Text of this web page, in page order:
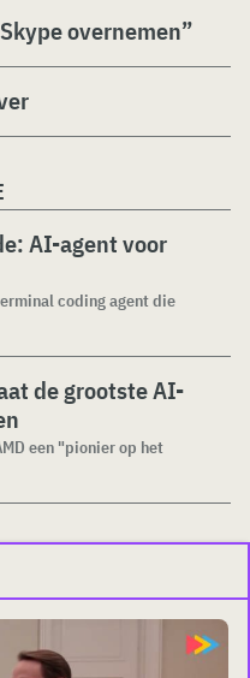
overnemen”
AI-agent voor
coding agent die
de grootste AI-
een "pionier op het